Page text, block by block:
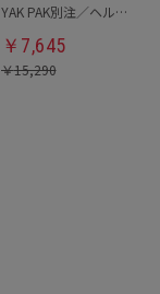
YAK PAK別注／ヘルメットバッグ
￥ 7,645
￥15,290